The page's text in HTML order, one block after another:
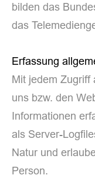
bilden das
das
Erfassung
Mit jedem Zugriff
uns bzw. den
Informationen
als Server-
Natur und
Person.